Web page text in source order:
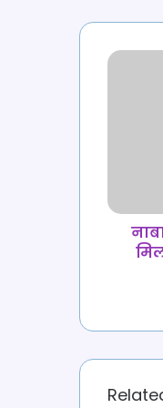
नाबालिग
लाश,
परिजनों
शक,
प्रसंग
जुड़ा